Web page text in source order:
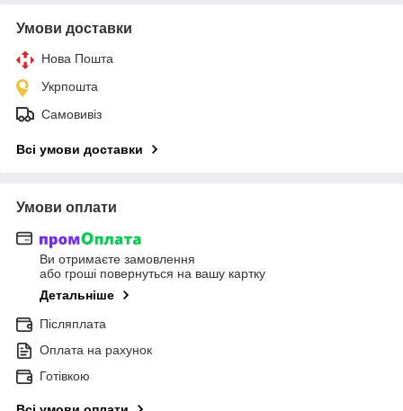
Умови доставки
Нова Пошта
Укрпошта
Самовивіз
Всі умови доставки
Умови оплати
Ви отримаєте замовлення
або гроші повернуться на вашу картку
Детальніше
Післяплата
Оплата на рахунок
Готівкою